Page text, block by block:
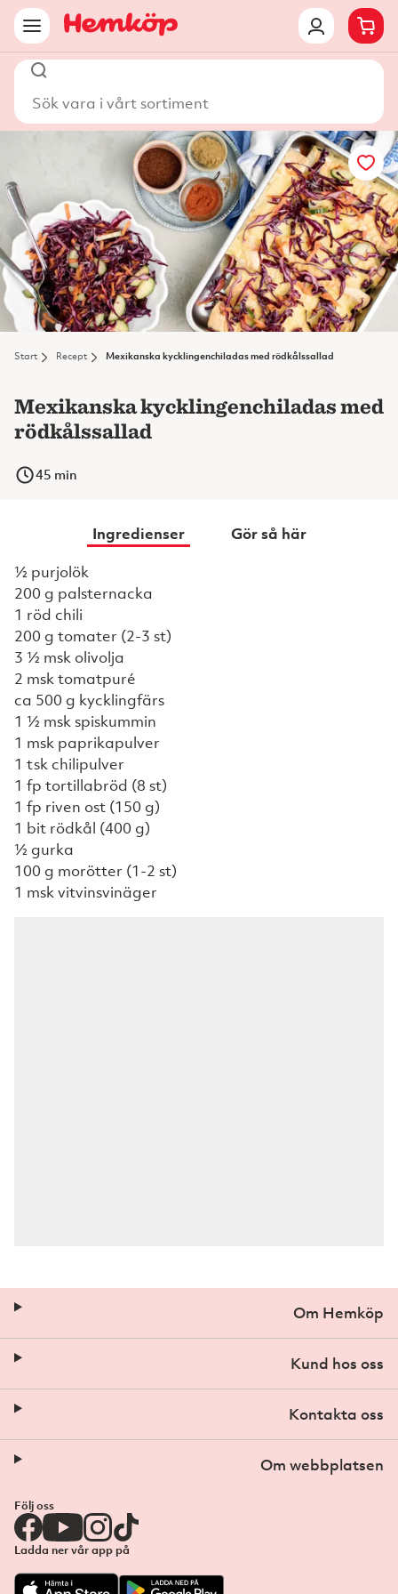
Start Recept Mexikanska kycklingenchiladas med rödkålssallad
Mexikanska kycklingenchiladas med
rödkålssallad
45 min
Ingredienser
Gör så här
½ purjolök
200 g palsternacka
1 röd chili
200 g tomater (2-3 st)
3 ½ msk olivolja
2 msk tomatpuré
ca 500 g kycklingfärs
1 ½ msk spiskummin
1 msk paprikapulver
1 tsk chilipulver
1 fp tortillabröd (8 st)
1 fp riven ost (150 g)
1 bit rödkål (400 g)
½ gurka
100 g morötter (1-2 st)
1 msk vitvinsvinäger
Om Hemköp
Kund hos oss
Kontakta oss
Om webbplatsen
Följ oss
Ladda ner vår app på